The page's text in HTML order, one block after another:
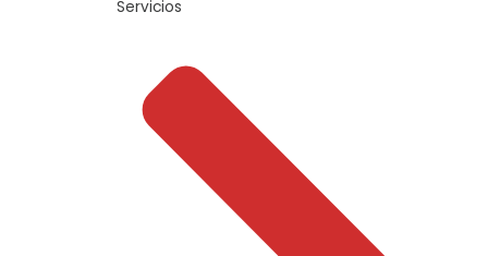
Servicios